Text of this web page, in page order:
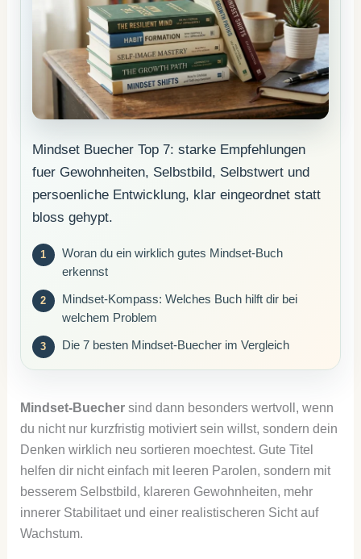
Mindset Buecher Top 7: starke Empfehlungen
fuer Gewohnheiten, Selbstbild, Selbstwert und
persoenliche Entwicklung, klar eingeordnet statt
bloss gehypt.
Woran du ein wirklich gutes Mindset-Buch
erkennst
Mindset-Kompass: Welches Buch hilft dir bei
welchem Problem
Die 7 besten Mindset-Buecher im Vergleich
Mindset-Buechersind dann besonders wertvoll, wenn
du nicht nur kurzfristig motiviert sein willst, sondern dein
Denken wirklich neu sortieren moechtest. Gute Titel
helfen dir nicht einfach mit leeren Parolen, sondern mit
besserem Selbstbild, klareren Gewohnheiten, mehr
innerer Stabilitaet und einer realistischeren Sicht auf
Wachstum.